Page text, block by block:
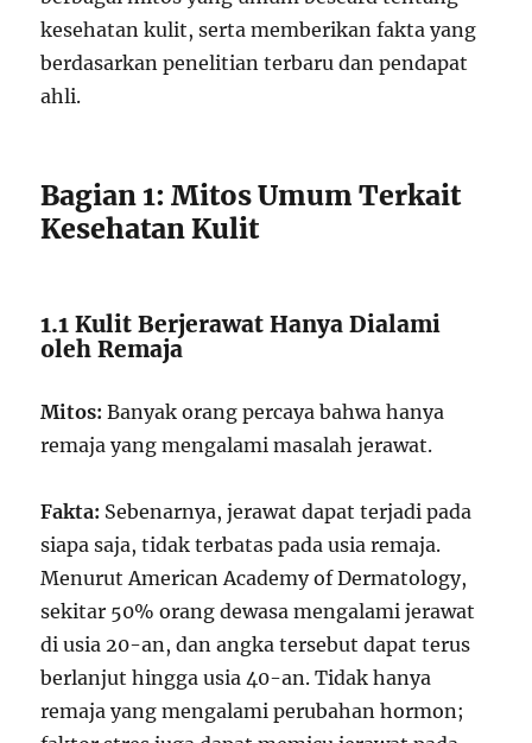
kesehatan kulit, serta memberikan fakta yang
berdasarkan penelitian terbaru dan pendapat
ahli.
Bagian 1: Mitos Umum Terkait
Kesehatan Kulit
1.1 Kulit Berjerawat Hanya Dialami
oleh Remaja
Mitos: Banyak orang percaya bahwa hanya
remaja yang mengalami masalah jerawat.
Fakta: Sebenarnya, jerawat dapat terjadi pada
siapa saja, tidak terbatas pada usia remaja.
Menurut American Academy of Dermatology,
sekitar 50% orang dewasa mengalami jerawat
di usia 20-an, dan angka tersebut dapat terus
berlanjut hingga usia 40-an. Tidak hanya
remaja yang mengalami perubahan hormon;